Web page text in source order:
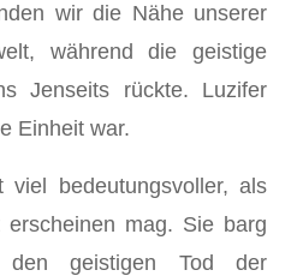
wir die Nähe unserer
während die geistige
Jenseits rückte. Luzifer
Einheit war.
viel bedeutungsvoller, als
mag. Sie barg
geistigen Tod der